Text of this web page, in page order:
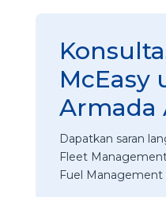
McEasy
Armada
Dapatkan saran
Fleet
Fuel Management